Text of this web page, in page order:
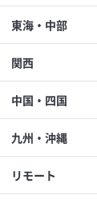
東海・中部
関西
中国・四国
九州・沖縄
リモート